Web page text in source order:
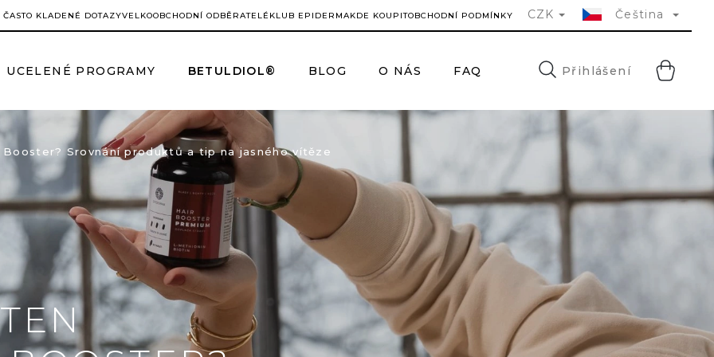
ČASTO KLADENÉ DOTAZYVELKOOBCHODNÍ ODBĚRATELÉ KLUB EPIDERMAKDE KOUPITOBCHODNÍ PODMÍNKY CZK Čeština
UCELENÉ PROGRAMY BETULDIOL® BLOG O NÁS FAQ KONTAKTYPřihlášení
Srovnání produktů a tip na jasného vítěze